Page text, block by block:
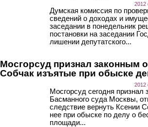
2012
Думская комиссия по
сведений о доходах и
заседании в понедельник
постановки на заседании
лишении депутатского...
Мосгорсуд признал законным
Собчак изъятые при обыске
2012
Мосгорсуд сегодня
Басманного суда Москвы,
следствие вернуть Ксении
нее при обыске по делу о
площади...